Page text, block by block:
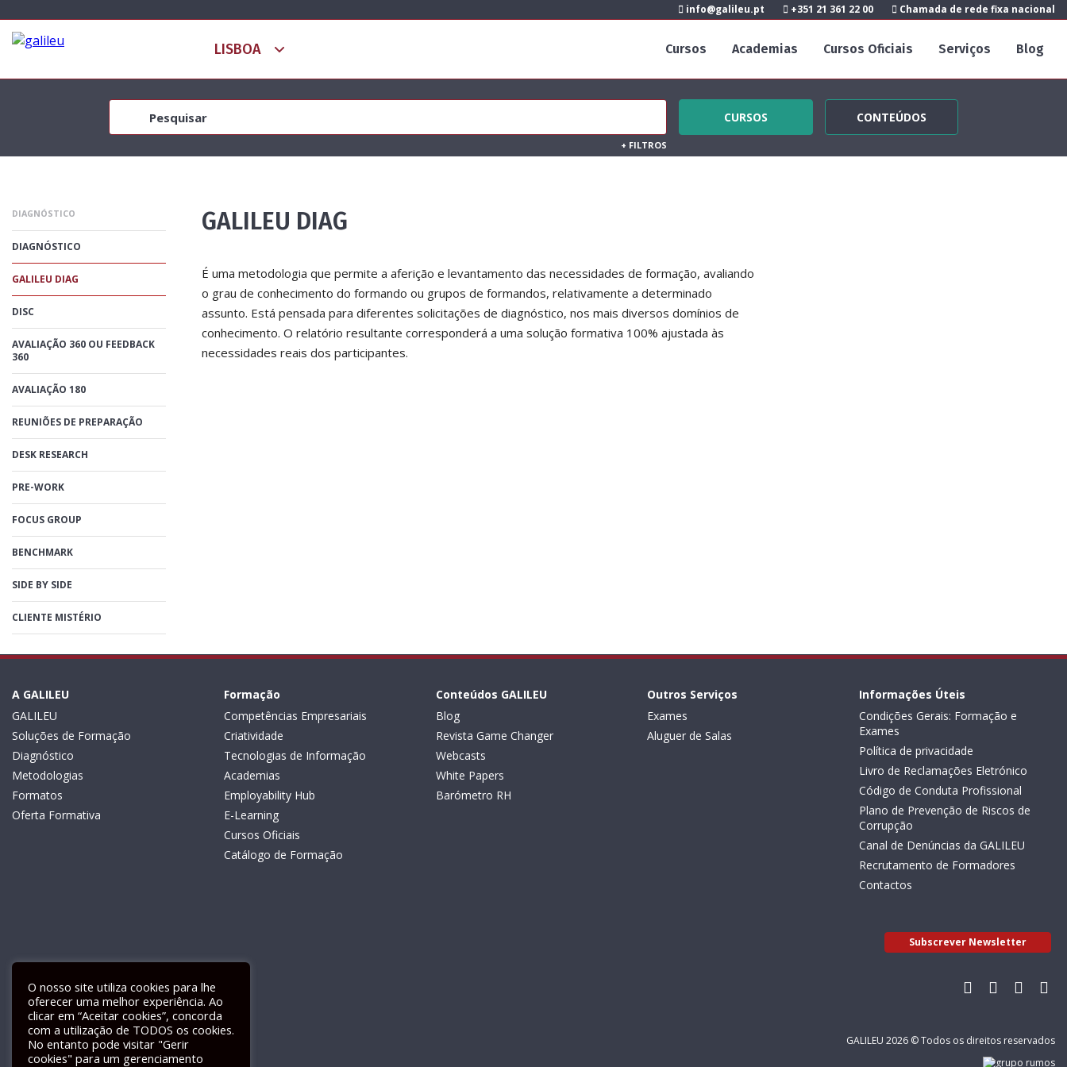
info@galileu.pt +351 21 361 22 00 Chamada de rede fixa nacional
Cursos Academias Cursos Oficiais Serviços Blog
CURSOS CONTEÚDOS
+ FILTROS
DIAGNÓSTICO
DIAGNÓSTICO
GALILEU DIAG
DISC
AVALIAÇÃO 360 OU FEEDBACK
360
AVALIAÇÃO 180
REUNIÕES DE PREPARAÇÃO
DESK RESEARCH
PRE-WORK
FOCUS GROUP
BENCHMARK
SIDE BY SIDE
CLIENTE MISTÉRIO
GALILEU DIAG
É uma metodologia que permite a aferição e levantamento das necessidades de formação, avaliando
o grau de conhecimento do formando ou grupos de formandos, relativamente a determinado
assunto. Está pensada para diferentes solicitações de diagnóstico, nos mais diversos domínios de
conhecimento. O relatório resultante corresponderá a uma solução formativa 100% ajustada às
necessidades reais dos participantes.
A GALILEU
GALILEU
Soluções de Formação
Diagnóstico
Metodologias
Formatos
Oferta Formativa
Formação
Competências Empresariais
Criatividade
Tecnologias de Informação
Academias
Employability Hub
E-Learning
Cursos Oficiais
Catálogo de Formação
Conteúdos GALILEU
Blog
Revista Game Changer
Webcasts
White Papers
Barómetro RH
Outros Serviços
Exames
Aluguer de Salas
Informações Úteis
Condições Gerais: Formação e
Exames
Política de privacidade
Livro de Reclamações Eletrónico
Código de Conduta Profissional
Plano de Prevenção de Riscos de
Corrupção
Canal de Denúncias da GALILEU
Recrutamento de Formadores
Contactos
Subscrever Newsletter
Livro de Reclamações Electrónico GALILEU 2026 © Todos os direitos reservados
O nosso site utiliza cookies para lhe
oferecer uma melhor experiência. Ao
clicar em “Aceitar cookies”, concorda
com a utilização de TODOS os cookies.
No entanto pode visitar "Gerir
cookies" para um gerenciamento